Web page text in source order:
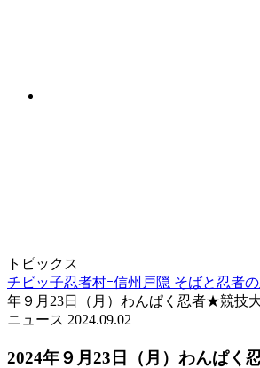
トピックス
チビッ子忍者村ｰ信州戸隠 そばと忍者の
年９月23日（月）わんぱく忍者★競技
ニュース 2024.09.02
2024年９月23日（月）わんぱく